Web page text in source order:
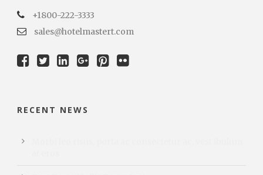
+1800-222-3333
sales@hotelmastert.com
RECENT NEWS